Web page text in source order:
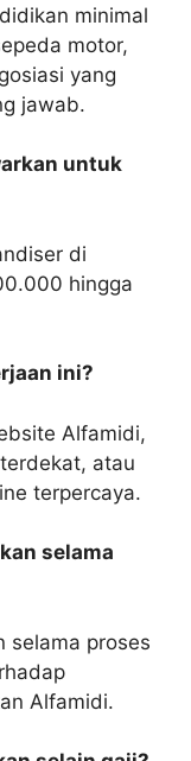
minimal
motor,
yang
jawab.
untuk
di
hingga
ini?
Alfamidi,
atau
terpercaya.
selama
selama proses
Alfamidi.